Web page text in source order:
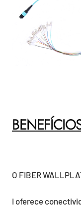
O FIBER
I oferece